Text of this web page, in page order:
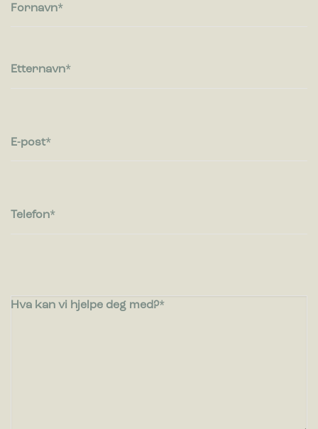
rapportere informasjon anonymt.
Markedsførings-cookies brukes til å spore besøkende på
Fornavn
Etternavn
E-post
Telefon
Hva kan vi hjelpe deg med?